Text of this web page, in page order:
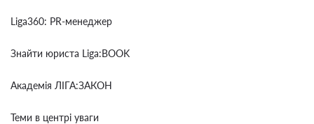
Liga360: PR-менеджер
Знайти юриста Liga:BOOK
Академія ЛІГА:ЗАКОН
Теми в центрі уваги